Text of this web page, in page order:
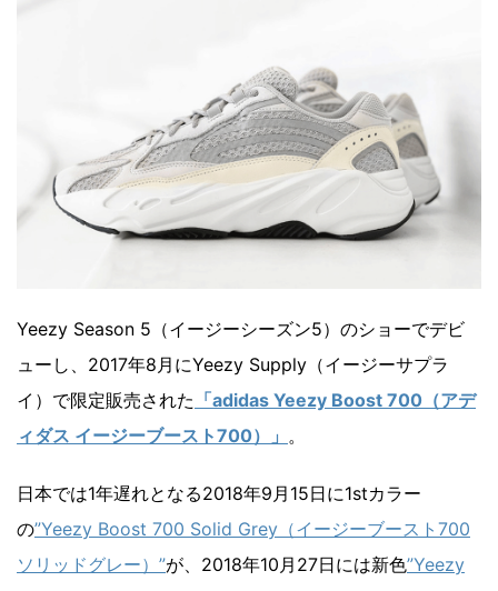
Yeezy Season 5（イージーシーズン5）のショーでデビ
ューし、2017年8月にYeezy Supply（イージーサプラ
イ）で限定販売された 「adidas Yeezy Boost 700（アデ
ィダス イージーブースト700）」 。
日本では1年遅れとなる2018年9月15日に1stカラー
の”Yeezy Boost 700 Solid Grey（イージーブースト700
ソリッドグレー）”が、2018年10月27日には新色”Yeezy